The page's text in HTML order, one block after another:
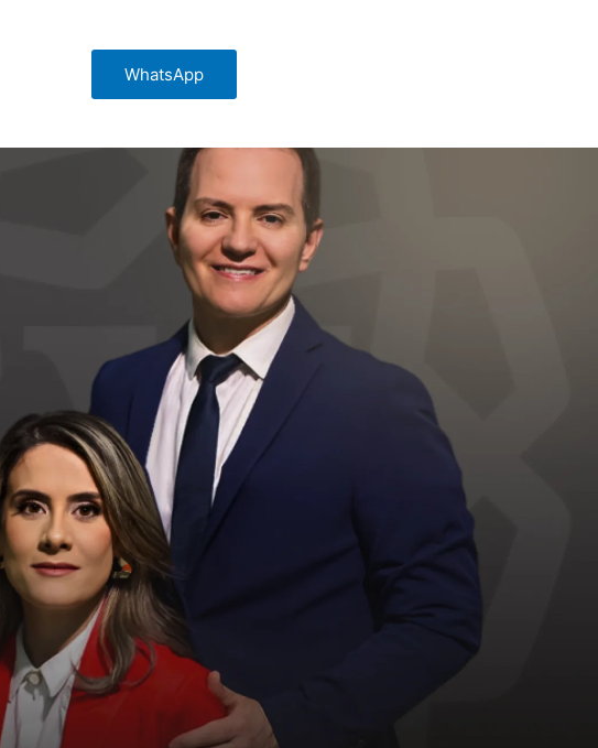
WhatsApp